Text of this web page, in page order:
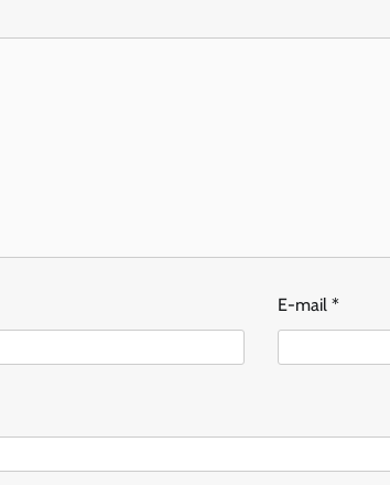
E-mail *